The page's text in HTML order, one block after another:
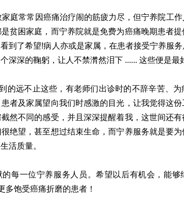
庭常常因癌痛治疗闹的筋疲力尽，但宁养院工
贫困家庭，而宁养院就是免费为癌痛晚期患者
到了希望!病人亦或是家属，在患者接受宁养服
深深的鞠躬，让人不禁潸然泪下 ...... 这些便是最
的远不止这些，有老师们出诊时的不辞辛苦、为
者及家属望向我们时感激的目光，让我觉得这
然不同的感受，并且深深提醒着我，这世间还
绝望，甚至想过结束生命，而宁养服务就是要为
活质量。
每一位宁养服务人员。希望以后有机会，能够
多饱受癌痛折磨的患者！